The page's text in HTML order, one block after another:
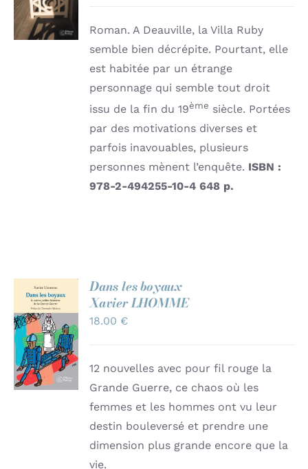
/
DÉTAILS
Roman. A Deauville, la Villa Ruby
semble bien décrépite. Pourtant, elle
est habitée par un étrange
personnage qui semble tout droit
issu de la fin du 19ème siècle. Portées
par des motivations diverses et
parfois inavouables, plusieurs
personnes mènent l’enquête. ISBN :
978-2-494255-10-4648 p.
AJOUTER
AU
PANIER
/
DÉTAILS
Dans les boyaux
Xavier LHOMME
18.00 €
12 nouvelles avec pour fil rouge la
Grande Guerre, ce chaos où les
femmes et les hommes ont vu leur
destin bouleversé et prendre une
dimension plus grande encore que la
vie.